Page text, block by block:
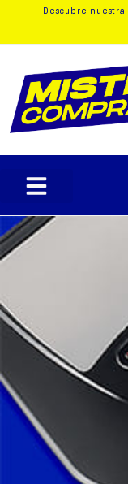
Descubre nuestra